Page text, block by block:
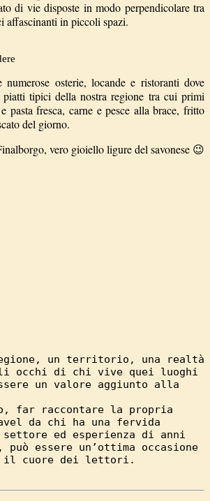
di vie disposte in modo perpendicolare tra
affascinanti in piccoli spazi.
osterie, locande e ristoranti dove
piatti tipici della nostra regione tra cui primi
pasta fresca, carne e pesce alla brace, fritto
del giorno.
vero gioiello ligure del savonese 😉
regione, un territorio, una realtà
occhi di chi vive quei luoghi
un valore aggiunto alla
far raccontare la propria
da chi ha una fervida
ed esperienza di anni
essere un’ottima occasione
il cuore dei lettori.